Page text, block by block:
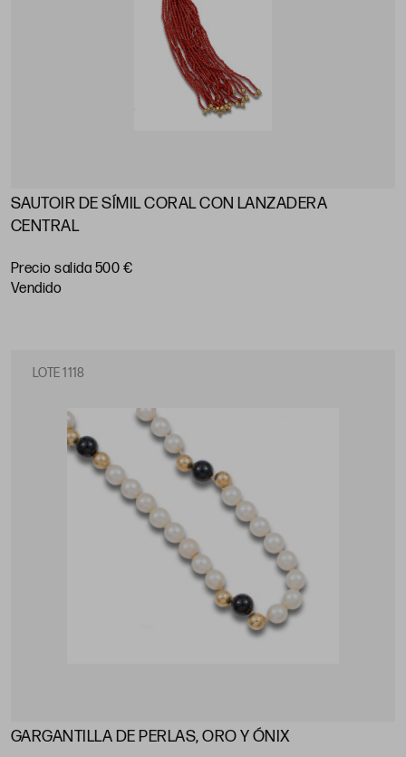
SAUTOIR DE SÍMIL CORAL CON LANZADERA
CENTRAL
Precio salida 500 €
vendido
LOTE 1118
GARGANTILLA DE PERLAS, ORO Y ÓNIX